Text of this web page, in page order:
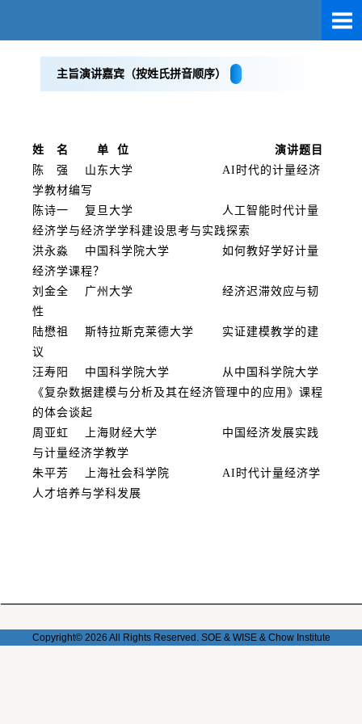
主旨演讲嘉宾（按姓氏拼音顺序）
姓 名 单 位 演讲题目
陈 强 山东大学 AI时代的计量经济
学教材编写
陈诗一 复旦大学 人工智能时代计量
经济学与经济学学科建设思考与实践探索
洪永淼 中国科学院大学 如何教好学好计量
经济学课程？
刘金全 广州大学 经济迟滞效应与韧
性
陆懋祖 斯特拉斯克莱德大学 实证建模教学的建
议
汪寿阳 中国科学院大学 从中国科学院大学
《复杂数据建模与分析及其在经济管理中的应用》课程
的体会谈起
周亚虹 上海财经大学 中国经济发展实践
与计量经济学教学
朱平芳 上海社会科学院 AI时代计量经济学
人才培养与学科发展
Copyright© 2026 All Rights Reserved. SOE & WISE & Chow Institute